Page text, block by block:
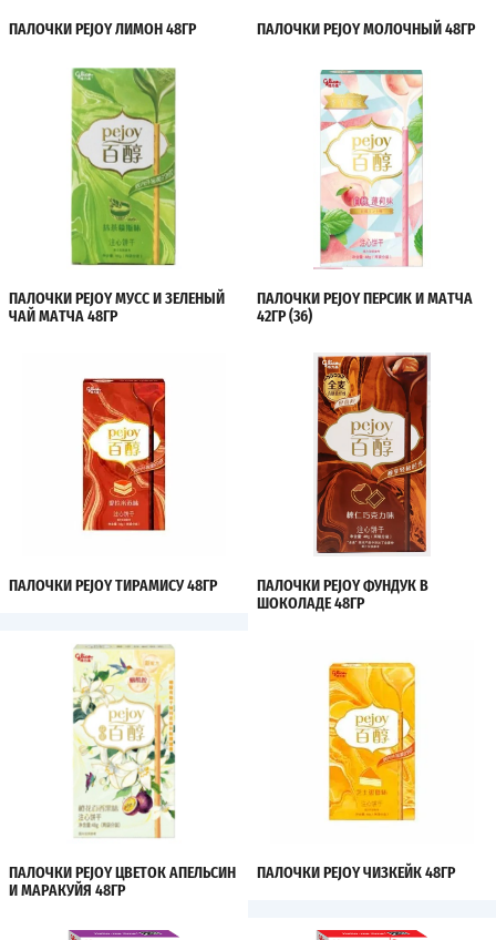
ПАЛОЧКИ PEJOY ЛИМОН 48ГР ПАЛОЧКИ PEJOY МОЛОЧНЫЙ 48ГР
ПАЛОЧКИ PEJOY МУСС И ЗЕЛЕНЫЙ
ЧАЙ МАТЧА 48ГР
ПАЛОЧКИ PEJOY ПЕРСИК И МАТЧА
42ГР (36)
ПАЛОЧКИ PEJOY ТИРАМИСУ 48ГР
ПАЛОЧКИ PEJOY ФУНДУК В
ШОКОЛАДЕ 48ГР
ПАЛОЧКИ PEJOY ЦВЕТОК АПЕЛЬСИН
И МАРАКУЙЯ 48ГР
ПАЛОЧКИ PEJOY ЧИЗКЕЙК 48ГР